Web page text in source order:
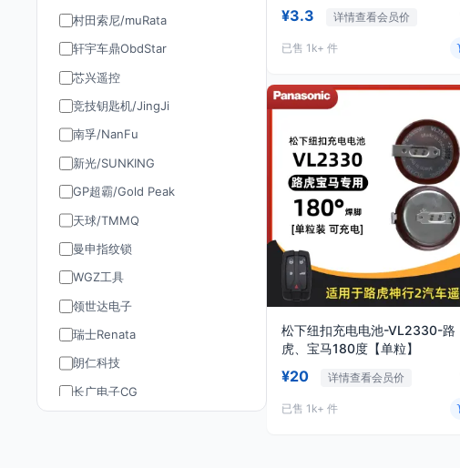
村田索尼/muRata
轩宇车鼎ObdStar
芯兴遥控
竞技钥匙机/JingJi
南孚/NanFu
新光/SUNKING
GP超霸/Gold Peak
天球/TMMQ
曼申指纹锁
WGZ工具
领世达电子
瑞士Renata
朗仁科技
长广电子CG
¥3.3 详情查看会员价
已售 1k+ 件
松下纽扣充电电池-VL2330-路
虎、宝马180度【单粒】
¥20 详情查看会员价
已售 1k+ 件